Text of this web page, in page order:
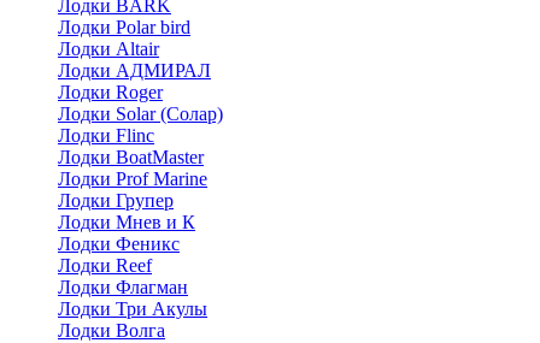
Лодки BARK
Лодки Polar bird
Лодки Altair
Лодки АДМИРАЛ
Лодки Roger
Лодки Solar (Солар)
Лодки Flinc
Лодки BoatMaster
Лодки Prof Marine
Лодки Групер
Лодки Мнев и К
Лодки Феникс
Лодки Reef
Лодки Флагман
Лодки Три Акулы
Лодки Волга